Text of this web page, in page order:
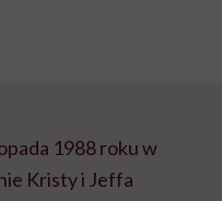
1988 roku w
Kristy i Jeffa